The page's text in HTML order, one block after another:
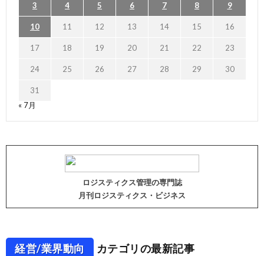
3 4 5 6 7 8 9
10 11 12 13 14 15 16
17 18 19 20 21 22 23
24 25 26 27 28 29 30
31
« 7月
ロジスティクス管理の専門誌
月刊ロジスティクス・ビジネス
経営/業界動向 カテゴリの最新記事